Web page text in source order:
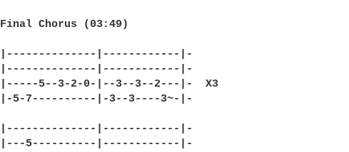
Final Chorus (03:49)
|--------------|------------|-
|--------------|------------|-
|-----5--3-2-0-|--3--3--2---|-  X3
|-5-7----------|-3--3----3~-|-
|--------------|------------|-
|---5----------|------------|-